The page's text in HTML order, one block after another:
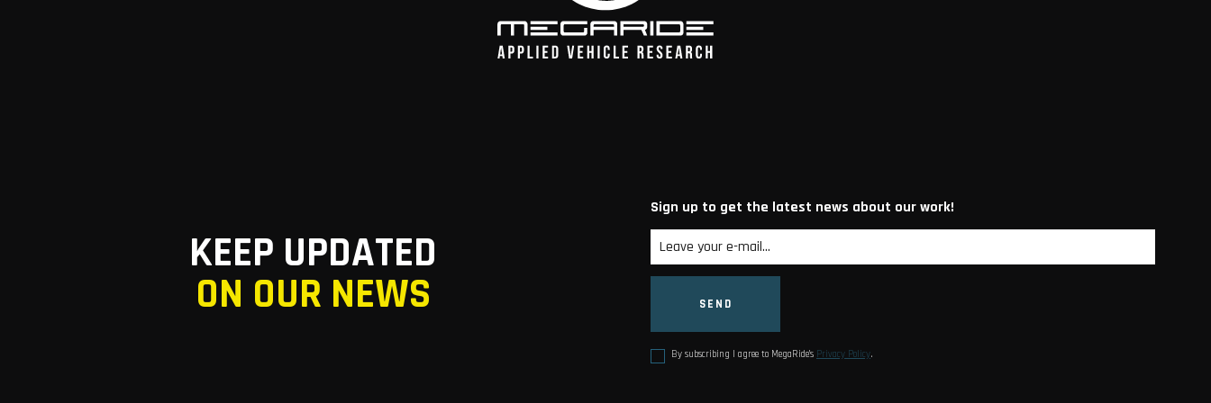
KEEP UPDATED
ON OUR NEWS
Sign up to get the latest news about our work!
By subscribing I agree to MegaRide’s Privacy Policy.